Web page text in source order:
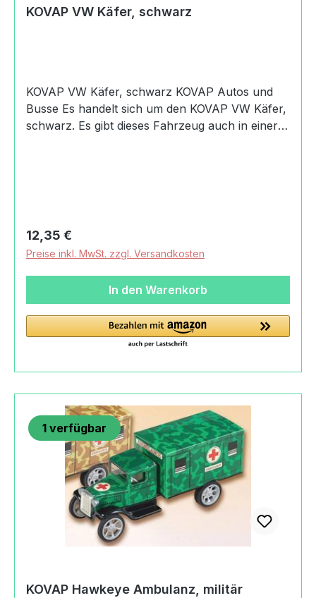
KOVAP VW Käfer, schwarz
KOVAP VW Käfer, schwarz KOVAP Autos und
Busse Es handelt sich um den KOVAP VW Käfer,
schwarz. Es gibt dieses Fahrzeug auch in einer
JahreMachart/StilKOVAP VW Käfer,
schwarzechtes BlechspielzeugMaßstab
1:32HerkunftCzech madeSicherheitAchtung!
Nicht für Kinder unter 36 Monaten geeignet.
Verschluckbare Kleinteile.Angaben zum
Hersteller (Informationspflichten zur GPSR
Produktsicherheitsverordnung) KOVAP Náchod,
s.r.o.Bítouchovská47301 Semily, Czech
Regulärer Preis:
12,35 €
Preise inkl. MwSt. zzgl. Versandkosten
In den Warenkorb
1 verfügbar
KOVAP Hawkeye Ambulanz, militär